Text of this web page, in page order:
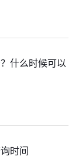
什么时候可以
时间